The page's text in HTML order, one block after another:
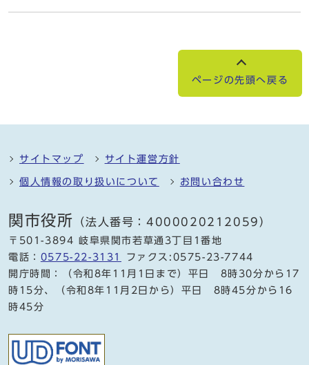
ページの先頭へ戻る
サイトマップ サイト運営方針
個人情報の取り扱いについて お問い合わせ
関市役所 （法人番号：4000020212059）
〒501-3894 岐阜県関市若草通3丁目1番地
電話： 0575-22-3131
ファクス:0575-23-7744
開庁時間：（令和8年11月1日まで）平日 8時30分から17
時15分、（令和8年11月2日から）平日 8時45分から16
時45分